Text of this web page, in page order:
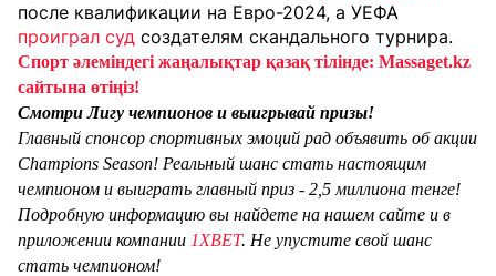
после квалификации на Евро-2024, а УЕФА
проиграл суд создателям скандального турнира.
Спорт әлеміндегі жаңалықтар қазақ тілінде: Massaget.kz
сайтына өтіңіз!
Смотри Лигу чемпионов и выигрывай призы!
Главный спонсор спортивных эмоций рад объявить об акции
Champions Season! Реальный шанс стать настоящим
чемпионом и выиграть главный приз - 2,5 миллиона тенге!
Подробную информацию вы найдете на нашем сайте и в
приложении компании 1XBET. Не упустите свой шанс
стать чемпионом!